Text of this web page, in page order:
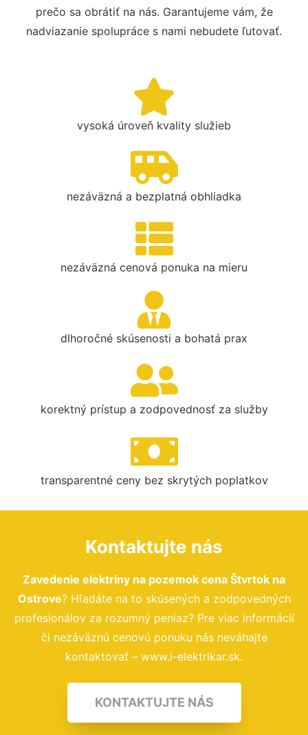
prečo sa obrátiť na nás. Garantujeme vám, že
nadviazanie spolupráce s nami nebudete ľutovať.
vysoká úroveň kvality služieb
nezáväzná a bezplatná obhliadka
nezáväzná cenová ponuka na mieru
dlhoročné skúsenosti a bohatá prax
korektný prístup a zodpovednosť za služby
transparentné ceny bez skrytých poplatkov
Kontaktujte nás
Zavedenie elektriny na pozemok cena Štvrtok na
Ostrove? Hľadáte na to skúsených a zodpovedných
profesionálov za rozumný peniaz? Pre viac informácií
či nezáväznú cenovú ponuku nás neváhajte
kontaktovať – www.i-elektrikar.sk.
KONTAKTUJTE NÁS